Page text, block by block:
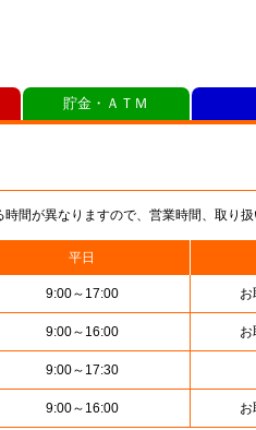
間が異なりますので、営業時間、取り
平日
9:00～17:00 お
9:00～16:00 お
9:00～17:30
9:00～16:00 お
貯金・ＡＴＭ